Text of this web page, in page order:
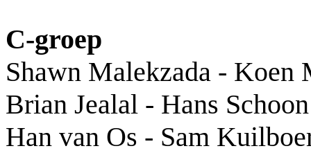
C-groep
Shawn Malekzada - Koen
Brian Jealal - Hans Schoon
Han van Os - Sam